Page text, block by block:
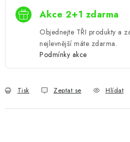
Akce 2+1 zdarma
Objednejte TŘI produkty a
nejlevnější máte zdarma.
Podmínky akce
Tisk Zeptat se Hlídat